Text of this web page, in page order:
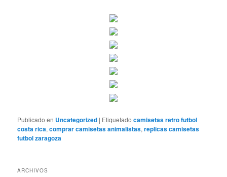
Publicado en Uncategorized | Etiquetado camisetas retro futbol
costa rica,comprar camisetas animalistas,replicas camisetas
futbol zaragoza
ARCHIVOS